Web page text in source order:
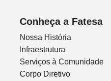
Conheça a Fatesa
Nossa História
Infraestrutura
Serviços à Comunidade
Corpo Diretivo